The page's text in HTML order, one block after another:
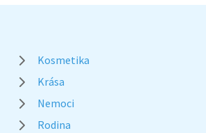
Kosmetika
Krása
Nemoci
Rodina